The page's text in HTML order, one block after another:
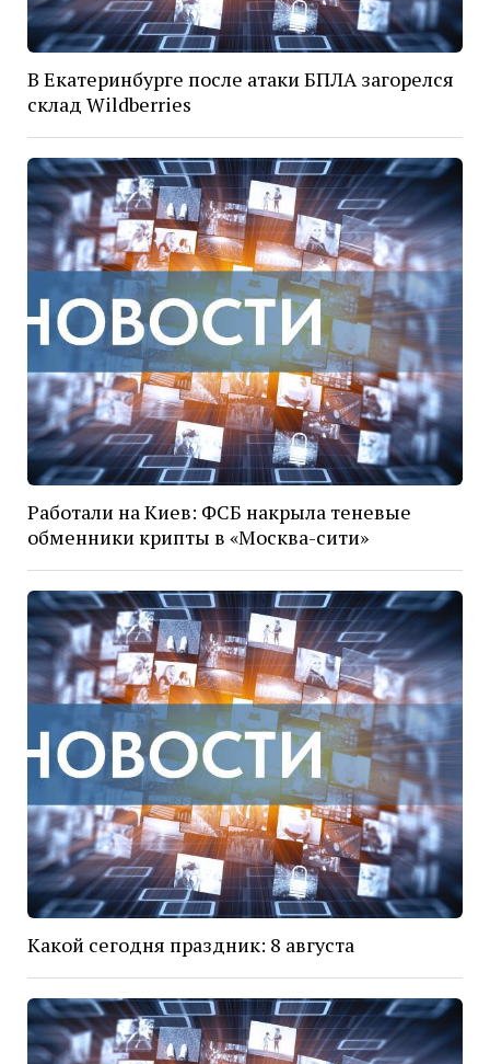
В Екатеринбурге после атаки БПЛА загорелся
склад Wildberries
Работали на Киев: ФСБ накрыла теневые
обменники крипты в «Москва-сити»
Какой сегодня праздник: 8 августа